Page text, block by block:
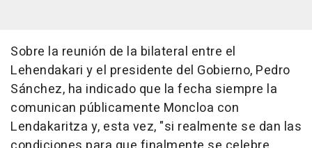
Sobre la reunión de la bilateral entre el
Lehendakari y el presidente del Gobierno, Pedro
Sánchez, ha indicado que la fecha siempre la
comunican públicamente Moncloa con
Lendakaritza y, esta vez, "si realmente se dan las